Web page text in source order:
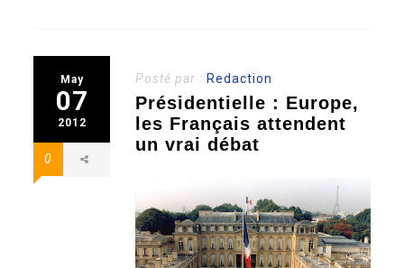
May
07
2012
0
Posté par : Redaction
Présidentielle : Europe,
les Français attendent
un vrai débat